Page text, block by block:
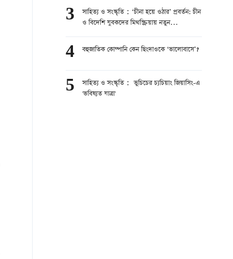
3
সাহিত্য ও সংস্কৃতি：‘চীনা হয়ে ওঠার’ প্রবর্তন: চীন
ও বিদেশি যুবকদের মিথস্ক্রিয়ায় নতুন
4 বহুজাতিক কোম্পানি কেন ছিংদাওকে ‘ভালোবাসে’?
5
সাহিত্য ও সংস্কৃতি： ভুচিচের চ্যচিয়াং জিয়াসিং-এ
'ভবিষ্যত যাত্রা'